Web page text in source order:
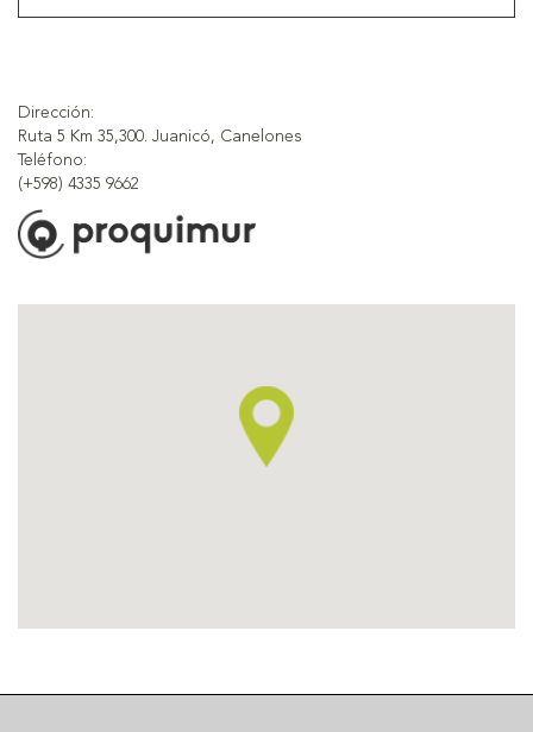
Dirección:
Ruta 5 Km 35,300. Juanicó, Canelones
Teléfono:
(+598) 4335 9662